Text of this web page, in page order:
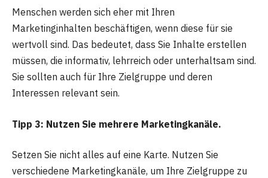
Menschen werden sich eher mit Ihren
Marketinginhalten beschäftigen, wenn diese für sie
wertvoll sind. Das bedeutet, dass Sie Inhalte erstellen
müssen, die informativ, lehrreich oder unterhaltsam sind.
Sie sollten auch für Ihre Zielgruppe und deren
Interessen relevant sein.
Tipp 3: Nutzen Sie mehrere Marketingkanäle.
Setzen Sie nicht alles auf eine Karte. Nutzen Sie
verschiedene Marketingkanäle, um Ihre Zielgruppe zu